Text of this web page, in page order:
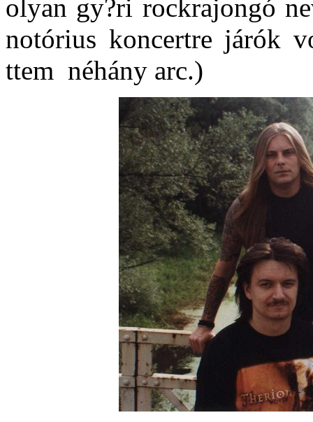
olyan gy?ri rockrajongó
notórius koncertre járók
ttem néhány arc.)